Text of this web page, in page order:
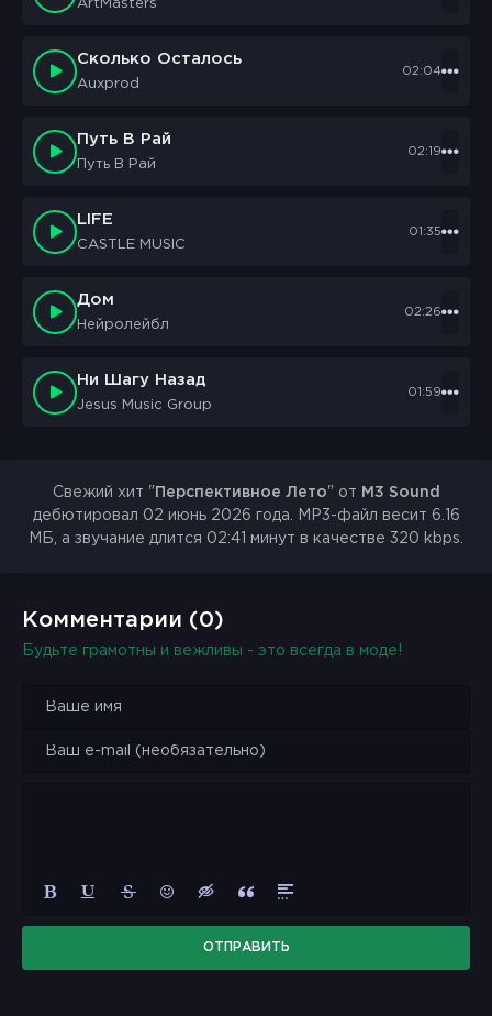
ArtMasters
Сколько Осталось
Auxprod
02:04
Путь В Рай
Путь В Рай
02:19
LIFE
CASTLE MUSIC
01:35
Дом
Нейролейбл
02:26
Ни Шагу Назад
Jesus Music Group
01:59
Свежий хит " Перспективное Лето" от M3 Sound
дебютировал 02 июнь 2026 года. MP3-файл весит 6.16
МБ, а звучание длится 02:41 минут в качестве 320 kbps.
Комментарии (0)
Будьте грамотны и вежливы - это всегда в моде!
ОТПРАВИТЬ